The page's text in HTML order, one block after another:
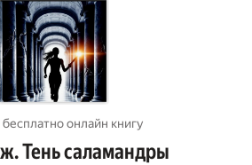
бесплатно онлайн книгу
Тень саламандры